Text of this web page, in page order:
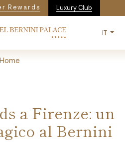
secondaria
Rewards Luxury Club
IT
Home
a Firenze: un
al Bernini